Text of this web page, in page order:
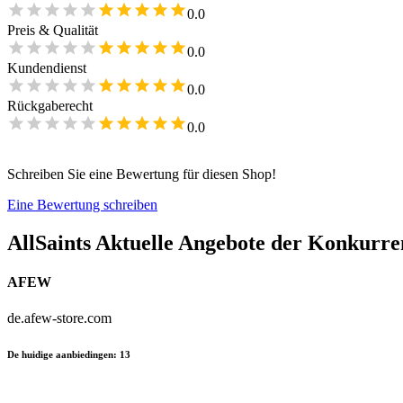
0.0
Preis & Qualität
0.0
Kundendienst
0.0
Rückgaberecht
0.0
Schreiben Sie eine Bewertung für diesen Shop!
Eine Bewertung schreiben
AllSaints Aktuelle Angebote der
AFEW
de.afew-store.com
De huidige aanbiedingen: 13